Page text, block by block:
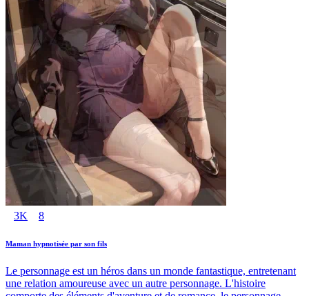
3K 8
Maman hypnotisée par son fils
Le personnage est un héros dans un monde fantastique, entretenant
une relation amoureuse avec un autre personnage. L'histoire